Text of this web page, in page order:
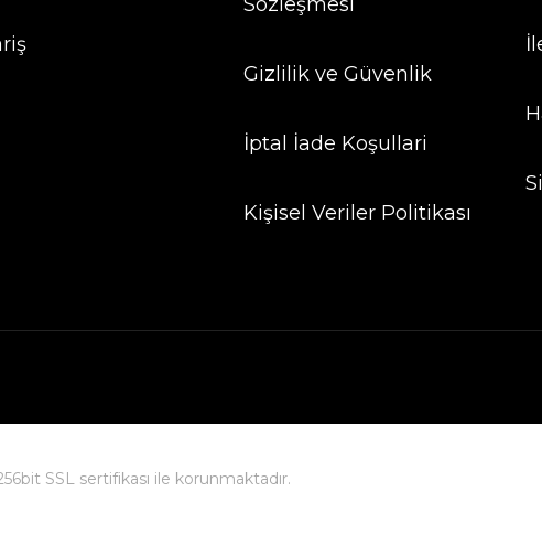
Gizlilik ve Güvenlik
İptal İade Koşullari
Kişisel Veriler Politikası
SSL sertifikası ile korunmaktadır.